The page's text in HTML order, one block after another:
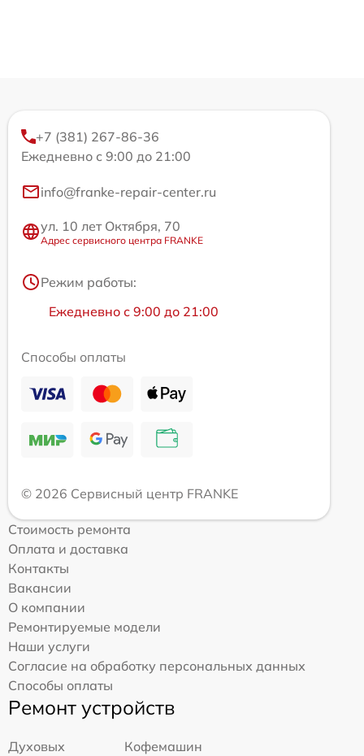
+7 (381) 267-86-36
Ежедневно с 9:00 до 21:00
info@franke-repair-center.ru
ул. 10 лет Октября, 70
Адрес сервисного центра FRANKE
Режим работы:
Ежедневно с 9:00 до 21:00
Способы оплаты
© 2026 Сервисный центр FRANKE
Стоимость ремонта
Оплата и доставка
Контакты
Вакансии
О компании
Ремонтируемые модели
Наши услуги
Согласие на обработку персональных данных
Способы оплаты
Ремонт устройств
Духовых
Кофемашин